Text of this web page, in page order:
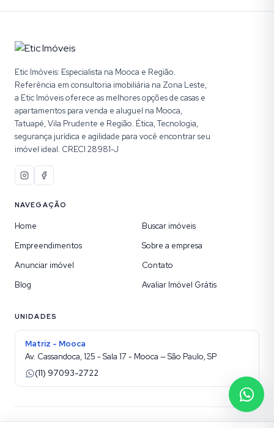
Etic Imóveis: Especialista na Mooca e Região.
Referência em consultoria imobiliária na Zona Leste,
a Etic Imóveis oferece as melhores opções de casas e
apartamentos para venda e aluguel na Mooca,
Tatuapé, Vila Prudente e Região. Ética, Tecnologia,
segurança jurídica e agilidade para você encontrar seu
imóvel ideal. CRECI 28981-J
NAVEGAÇÃO
Home
Buscar imóveis
Empreendimentos
Sobre a empresa
Anunciar imóvel
Contato
Blog
Avaliar Imóvel Grátis
UNIDADES
Matriz - Mooca
Av. Cassandoca, 125 - Sala 17 - Mooca — São Paulo, SP
(11) 97093-2722
©2026Etic Imóveis sua Imobiliária na Mooca. Todos os direitos reservados.